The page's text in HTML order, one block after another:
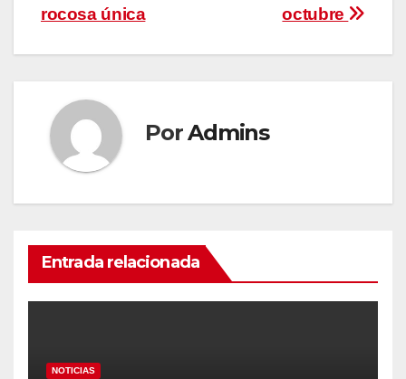
octubre
rocosa única
PorAdmins
Entrada relacionada
NOTICIAS